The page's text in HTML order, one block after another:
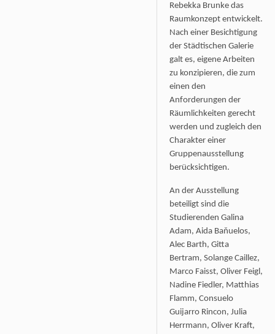
Rebekka Brunke das
Raumkonzept entwickelt.
Nach einer Besichtigung
der Städtischen Galerie
galt es, eigene Arbeiten
zu konzipieren, die zum
einen den
Anforderungen der
Räumlichkeiten gerecht
werden und zugleich den
Charakter einer
Gruppenausstellung
berücksichtigen.
An der Ausstellung
beteiligt sind die
Studierenden Galina
Adam, Aida Baňuelos,
Alec Barth, Gitta
Bertram, Solange Caillez,
Marco Faisst, Oliver Feigl,
Nadine Fiedler, Matthias
Flamm, Consuelo
Guijarro Rincon, Julia
Herrmann, Oliver Kraft,